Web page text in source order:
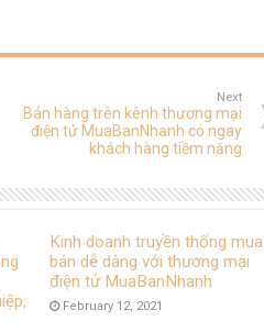
Next
Bán hàng trên kênh thương mại
điện tử MuaBanNhanh có ngay
khách hàng tiềm năng
Kinh doanh truyền thống mua
bán dễ dàng với thương mại
điện tử MuaBanNhanh
February 12, 2021